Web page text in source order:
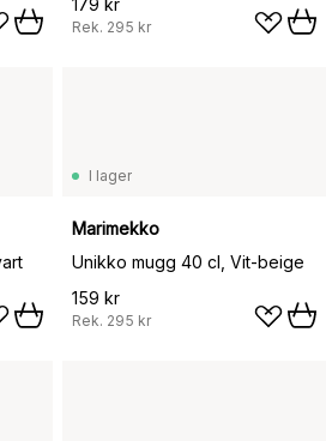
179 kr
Rek. 295 kr
I lager
Marimekko
Unikko mugg 40 cl, Vit-beige
159 kr
Rek. 295 kr